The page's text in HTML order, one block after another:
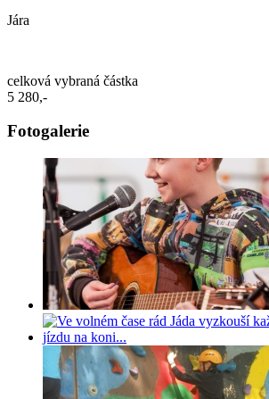
Jára
celková vybraná částka
5 280,-
Fotogalerie